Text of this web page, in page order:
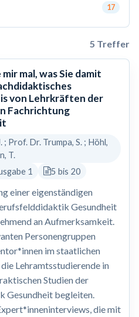
17
5 Treffer
mir mal, was Sie damit
von Lehrkräften der
Fachrichtung
; Prof. Dr. Trumpa, S. ; Höhl,
T.
1
5 bis 20
einer eigenständigen
Gesundheit
an Aufmerksamkeit.
Personengruppen
im staatlichen
Lehramtsstudierende in
Studien der
Gesundheit begleiten.
die mit